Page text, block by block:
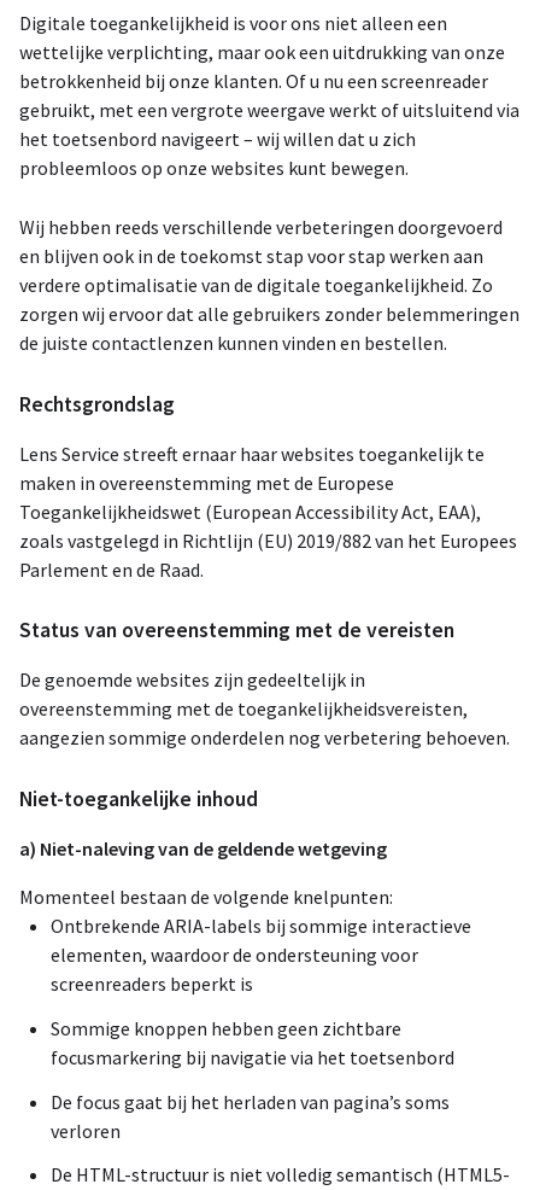
Digitale toegankelijkheid is voor ons niet alleen een
wettelijke verplichting, maar ook een uitdrukking van onze
betrokkenheid bij onze klanten. Of u nu een screenreader
gebruikt, met een vergrote weergave werkt of uitsluitend via
het toetsenbord navigeert – wij willen dat u zich
probleemloos op onze websites kunt bewegen.
Wij hebben reeds verschillende verbeteringen doorgevoerd
en blijven ook in de toekomst stap voor stap werken aan
verdere optimalisatie van de digitale toegankelijkheid. Zo
zorgen wij ervoor dat alle gebruikers zonder belemmeringen
de juiste contactlenzen kunnen vinden en bestellen.
Rechtsgrondslag
Lens Service streeft ernaar haar websites toegankelijk te
maken in overeenstemming met de Europese
Toegankelijkheidswet (European Accessibility Act, EAA),
zoals vastgelegd in Richtlijn (EU) 2019/882 van het Europees
Parlement en de Raad.
Status van overeenstemming met de vereisten
De genoemde websites zijn gedeeltelijk in
overeenstemming met de toegankelijkheidsvereisten,
aangezien sommige onderdelen nog verbetering behoeven.
Niet-toegankelijke inhoud
a) Niet-naleving van de geldende wetgeving
Momenteel bestaan de volgende knelpunten:
Ontbrekende ARIA-labels bij sommige interactieve
elementen, waardoor de ondersteuning voor
screenreaders beperkt is
Sommige knoppen hebben geen zichtbare
focusmarkering bij navigatie via het toetsenbord
De focus gaat bij het herladen van pagina’s soms
verloren
De HTML-structuur is niet volledig semantisch (HTML5-